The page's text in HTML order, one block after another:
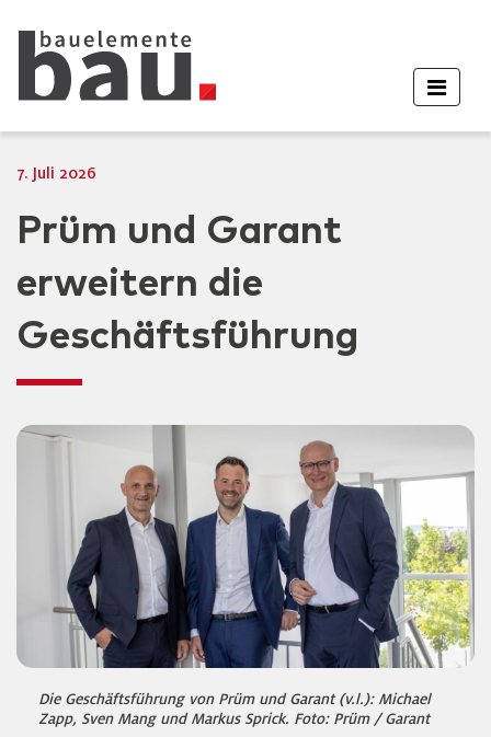
7. Juli 2026
Prüm und Garant
erweitern die
Geschäftsführung
Die Geschäftsführung von Prüm und Garant (v.l.): Michael
Zapp, Sven Mang und Markus Sprick. Foto: Prüm / Garant